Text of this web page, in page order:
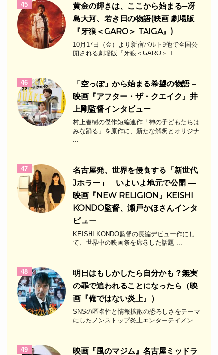
45
黄金の輝きは、ここから始まる─冴
島大河、若き日の物語(映画 劇場版
『牙狼＜GARO＞ TAIGA』)
10月17日（金）より新宿バルト9他で全国公
開される劇場版『牙狼＜GARO＞ T ...
46
「空っぽ」から始まる希望の物語－
映画『アフター・ザ・クエイク』井
上剛監督インタビュー
村上春樹の傑作短編連作「神の子どもたちは
みな踊る」を原作に、新たな解釈とオリジナ
47
名古屋発、世界を侵食する「新世代
Jホラー」 いよいよ地元で公開 —
映画『NEW RELIGION』KEISHI
KONDO監督、瀬戸かほさんインタ
ビュー
KEISHI KONDO監督の長編デビュー作にし
て、世界中の映画祭を席巻した話題 ...
48
明日はもしかしたら自分かも？無実
の罪で追われることになったら（映
画『俺ではない炎上』）
SNSの匿名性と情報拡散の恐ろしさをテーマ
にしたノンストップ炎上エンターテイメン ...
49
映画『風のマジム』名古屋ミッドラ